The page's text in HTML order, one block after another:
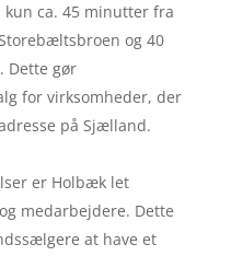
ca. 45 minutter fra
og 40
Dette gør
for virksomheder, der
på Sjælland.
er Holbæk let
medarbejdere. Dette
at have et